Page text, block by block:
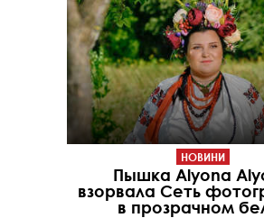
НОВИНИ
Пышка Alyona
взорвала Сеть
в прозрачном